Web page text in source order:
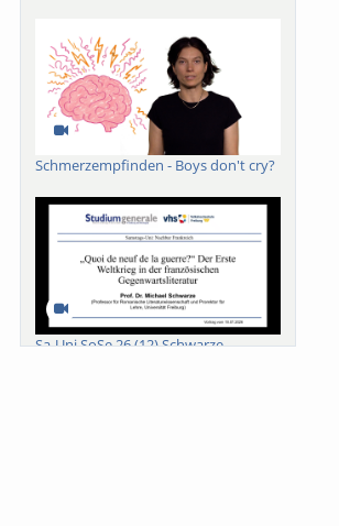
Schmerzempfinden - Boys don't cry?
Sa-Uni SoSe 26 (12) Schwarze